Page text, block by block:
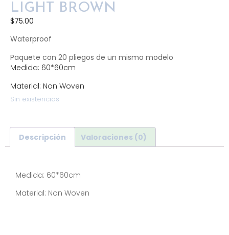
LIGHT BROWN
$75.00
Waterproof
Paquete con 20 pliegos de un mismo modelo
Medida: 60*60cm
Material: Non Woven
Sin existencias
Descripción Valoraciones (0)
Medida: 60*60cm
Material: Non Woven